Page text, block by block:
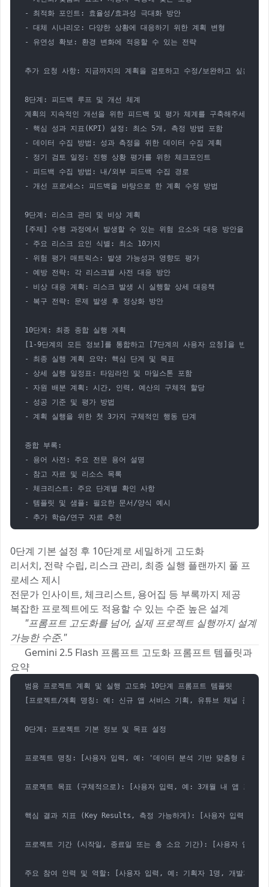
- 최적화 포인트: 효율성/효과성 극대화 방안
- 대체 시나리오: 다양한 상황에 대응하기 위한 계획 변형
- 유연성 확보: 환경 변화에 적응할 수 있는 전략
추가 요청 사항: 지금까지의 계획을 검토하고 수정/보완하고 싶은 부
8단계: 피드백 루프 및 개선 체계
계획의 지속적인 개선을 위한 피드백 및 평가 체계를 구축해주세요:
- 핵심 성과 지표(KPI) 설정: 최소 5개, 측정 방법 포함
- 데이터 수집 방법: 성과 측정을 위한 데이터 수집 계획
- 정기 검토 일정: 진행 상황 평가를 위한 체크포인트
- 피드백 수집 방법: 내/외부 피드백 수집 경로
- 개선 프로세스: 피드백을 바탕으로 한 계획 수정 방법
9단계: 리스크 관리 및 비상 계획
[주제] 수행 과정에서 발생할 수 있는 위험 요소와 대응 방안을 상세
- 주요 리스크 요인 식별: 최소 10가지
- 위험 평가 매트릭스: 발생 가능성과 영향도 평가
- 예방 전략: 각 리스크별 사전 대응 방안
- 비상 대응 계획: 리스크 발생 시 실행할 상세 대응책
- 복구 전략: 문제 발생 후 정상화 방안
10단계: 최종 종합 실행 계획
[1-9단계의 모든 정보]를 통합하고 [7단계의 사용자 요청]을 반영한
- 최종 실행 계획 요약: 핵심 단계 및 목표
- 상세 실행 일정표: 타임라인 및 마일스톤 포함
- 자원 배분 계획: 시간, 인력, 예산의 구체적 할당
- 성공 기준 및 평가 방법
- 계획 실행을 위한 첫 3가지 구체적인 행동 단계
종합 부록:
- 용어 사전: 주요 전문 용어 설명
- 참고 자료 및 리소스 목록
- 체크리스트: 주요 단계별 확인 사항
- 템플릿 및 샘플: 필요한 문서/양식 예시
- 추가 학습/연구 자료 추천
0단계 기본 설정 후 10단계로 세밀하게 고도화
리서치, 전략 수립, 리스크 관리, 최종 실행 플랜까지 풀 프
로세스 제시
전문가 인사이트, 체크리스트, 용어집 등 부록까지 제공
복잡한 프로젝트에도 적용할 수 있는 수준 높은 설계
"프롬프트 고도화를 넘어, 실제 프로젝트 실행까지 설계
가능한 수준."🚀
📌 Gemini 2.5 Flash 프롬프트 고도화 프롬프트 템플릿과
요약
범용 프로젝트 계획 및 실행 고도화 10단계 프롬프트 템플릿
[프로젝트/계획 명칭: 예: 신규 앱 서비스 기획, 유튜브 채널 콘텐
0단계: 프로젝트 기본 정보 및 목표 설정
프로젝트 명칭: [사용자 입력, 예: '데이터 분석 기반 맞춤형 레시
프로젝트 목표 (구체적으로): [사용자 입력, 예: 3개월 내 앱 프로
핵심 결과 지표 (Key Results, 측정 가능하게): [사용자 입력, 예:
프로젝트 기간 (시작일, 종료일 또는 총 소요 기간): [사용자 입력,
주요 참여 인력 및 역할: [사용자 입력, 예: 기획자 1명, 개발자 2